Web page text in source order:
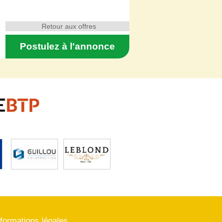
Postulez à l'annonce
Retour aux offres